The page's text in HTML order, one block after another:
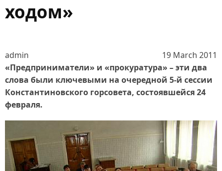
ходом»
admin
19 March 2011
«Предприниматели» и «прокуратура» – эти два
слова были ключевыми на очередной 5-й сессии
Константиновского горсовета, состоявшейся 24
февраля.